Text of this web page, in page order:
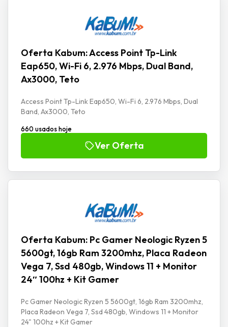
Oferta Kabum: Access Point Tp-Link
Eap650, Wi-Fi 6, 2.976 Mbps, Dual Band,
Ax3000, Teto
Access Point Tp-Link Eap650, Wi-Fi 6, 2.976 Mbps, Dual
Band, Ax3000, Teto
660 usados hoje
Ver Oferta
Oferta Kabum: Pc Gamer Neologic Ryzen 5
5600gt, 16gb Ram 3200mhz, Placa Radeon
Vega 7, Ssd 480gb, Windows 11 + Monitor
24″ 100hz + Kit Gamer
Pc Gamer Neologic Ryzen 5 5600gt, 16gb Ram 3200mhz,
Placa Radeon Vega 7, Ssd 480gb, Windows 11 + Monitor
24" 100hz + Kit Gamer